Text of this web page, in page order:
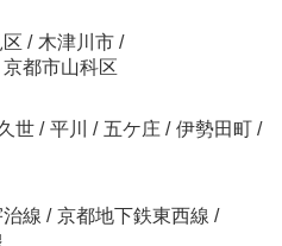
/ 木津川市 /
京都市山科区
世 / 平川 / 五ケ庄 / 伊勢田町 /
線 / 京都地下鉄東西線 /